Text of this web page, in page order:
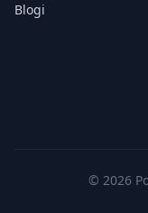
Blogi
© 2026